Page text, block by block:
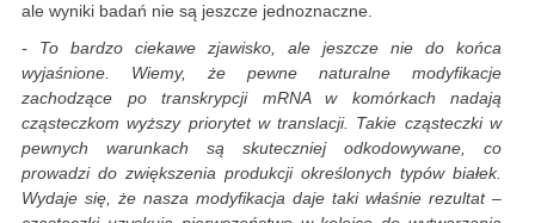
ale wyniki badań nie są jeszcze jednoznaczne.
- To bardzo ciekawe zjawisko, ale jeszcze nie do końca
wyjaśnione. Wiemy, że pewne naturalne modyfikacje
zachodzące po transkrypcji mRNA w komórkach nadają
cząsteczkom wyższy priorytet w translacji. Takie cząsteczki w
pewnych warunkach są skuteczniej odkodowywane, co
prowadzi do zwiększenia produkcji określonych typów białek.
Wydaje się, że nasza modyfikacja daje taki właśnie rezultat –